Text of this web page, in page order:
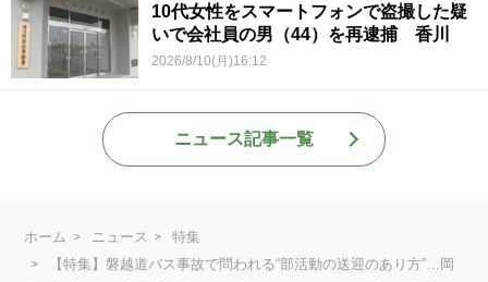
10代女性をスマートフォンで盗撮した疑
いで会社員の男（44）を再逮捕 香川
2026/8/10(月)16:12
ニュース記事一覧
ホーム ニュース
特集
【特集】磐越道バス事故で問われる“部活動の送迎のあり方”…岡